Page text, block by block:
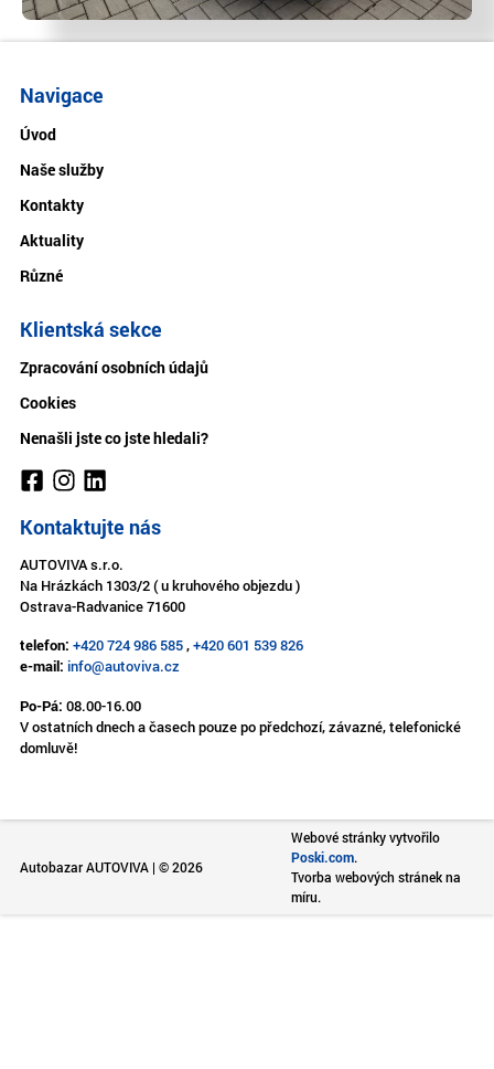
Navigace
Úvod
Naše služby
Kontakty
Aktuality
Různé
Klientská sekce
Zpracování osobních údajů
Cookies
Nenašli jste co jste hledali?
Kontaktujte nás
AUTOVIVA s.r.o.
Na Hrázkách 1303/2 ( u kruhového objezdu )
Ostrava-Radvanice 71600
telefon: +420 724 986 585,+420 601 539 826
e-mail: info@autoviva.cz
Po-Pá: 08.00-16.00
V ostatních dnech a časech pouze po předchozí, závazné, telefonické
domluvě!
Autobazar AUTOVIVA | © 2026
Webové stránky vytvořilo
Poski.com.
Tvorba webových stránek na
míru.